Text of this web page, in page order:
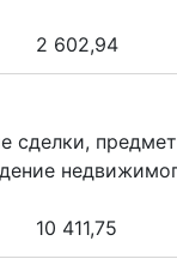
2 602,94
сделки,
10 411,75